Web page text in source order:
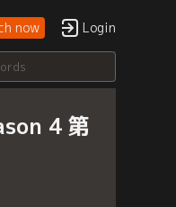
now Login
4 第